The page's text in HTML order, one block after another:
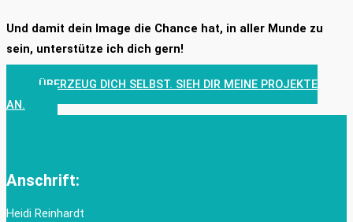
Und damit dein Image die Chance hat, in aller Munde zu
sein, unterstütze ich dich gern!
ÜBERZEUG DICH SELBST. SIEH DIR MEINE PROJEKTE
AN.
Anschrift:
Heidi Reinhardt